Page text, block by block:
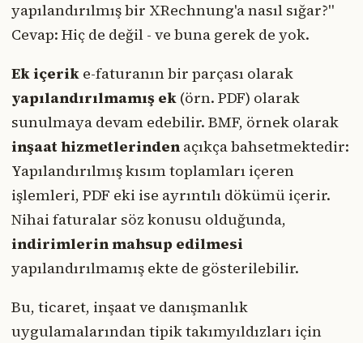
yapılandırılmış bir XRechnung'a nasıl sığar?"
Cevap: Hiç de değil - ve buna gerek de yok.
Ek içerik e-faturanın bir parçası olarak
yapılandırılmamış ek (örn. PDF) olarak
sunulmaya devam edebilir. BMF, örnek olarak
inşaat hizmetlerinden açıkça bahsetmektedir:
Yapılandırılmış kısım toplamları içeren
işlemleri, PDF eki ise ayrıntılı dökümü içerir.
Nihai faturalar söz konusu olduğunda,
indirimlerin mahsup edilmesi
yapılandırılmamış ekte de gösterilebilir.
Bu, ticaret, inşaat ve danışmanlık
uygulamalarından tipik takımyıldızları için